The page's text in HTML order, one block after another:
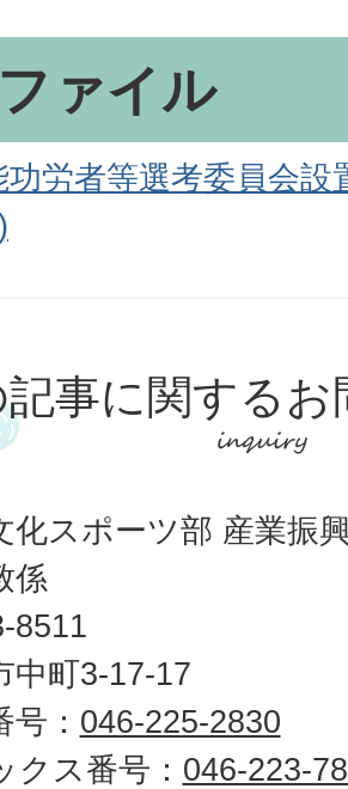
ァイル
功労者等選考委員会
事に関するお
化スポーツ部 産業振
係
8511
中町3-17-17
号： 046-225-2830
クス番号： 046-223-